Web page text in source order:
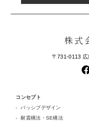
株式
〒731-0113
コンセプト
パッシブデザイン
耐震構法・SE構法